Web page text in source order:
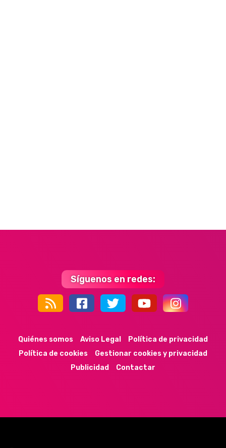
Síguenos en redes:
Quiénes somos Aviso Legal
Política de privacidad
Política de cookies
Gestionar cookies y privacidad
Publicidad
Contactar